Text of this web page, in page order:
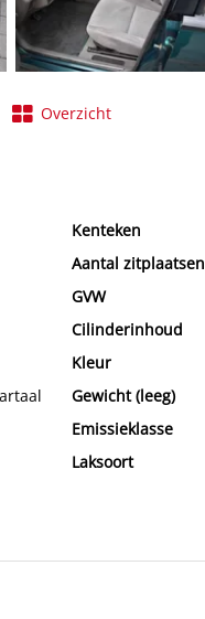
Overzicht
Kenteken
Aantal zitplaatsen
GVW
Cilinderinhoud
Kleur
Gewicht (leeg)
Emissieklasse
Laksoort